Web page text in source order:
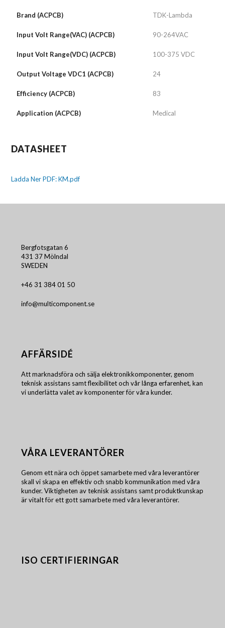
Brand (ACPCB) TDK-Lambda
Input Volt Range(VAC) (ACPCB) 90-264VAC
Input Volt Range(VDC) (ACPCB) 100-375 VDC
Output Voltage VDC1 (ACPCB) 24
Efficiency (ACPCB) 83
Application (ACPCB) Medical
DATASHEET
Ladda Ner PDF: KM.pdf
Bergfotsgatan 6
431 37 Mölndal
SWEDEN
+46 31 384 01 50
info@multicomponent.se
AFFÄRSIDÉ
Att marknadsföra och sälja elektronikkomponenter, genom
teknisk assistans samt flexibilitet och vår långa erfarenhet, kan
vi underlätta valet av komponenter för våra kunder.
VÅRA LEVERANTÖRER
Genom ett nära och öppet samarbete med våra leverantörer
skall vi skapa en effektiv och snabb kommunikation med våra
kunder. Viktigheten av teknisk assistans samt produktkunskap
är vitalt för ett gott samarbete med våra leverantörer.
ISO CERTIFIERINGAR